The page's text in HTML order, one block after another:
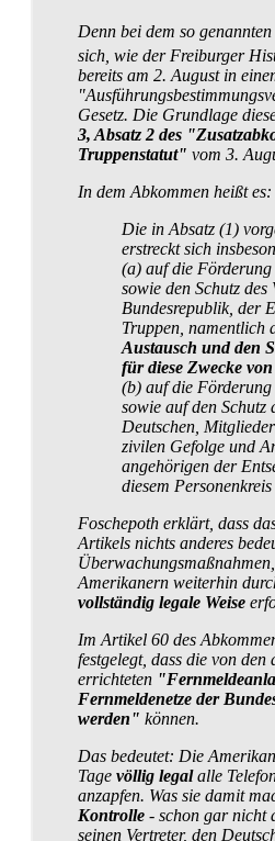
Denn bei dem so genannten
sich, wie der Freiburger
bereits am 2. August in
Gesetz. Die Grundlage
3, Absatz 2 des
Truppenstatut" vom 3.
In dem Abkommen heißt es:
Die in Absatz (1)
erstreckt sich
(a) auf die
sowie den Schutz des
Bundesrepublik, der
Truppen, namentlich
Austausch und den
für diese Zwecke
(b) auf die
sowie auf den Schutz
Deutschen,
zivilen Gefolge und
angehörigen der
diesem
Foschepoth erklärt, dass
Artikels nichts anderes
Amerikanern weiterhin
vollständig legale Weise
Im Artikel 60 des
festgelegt, dass die von
errichteten
Fern­melde­netze der
werden" können.
Das bedeutet: Die
Tage völlig legalalle
anzapfen. Was sie damit
Kontrolle - schon gar nicht
seinen Vertreter, den